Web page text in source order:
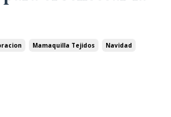
Mamaquilla Tejidos
Navidad